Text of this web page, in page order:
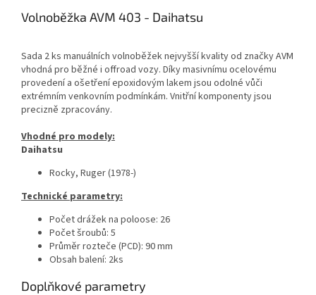
Volnoběžka AVM 403 - Daihatsu
Sada 2 ks manuálních volnoběžek nejvyšší kvality od značky AVM
vhodná pro běžné i offroad vozy. Díky masivnímu ocelovému
provedení a ošetření epoxidovým lakem jsou odolné vůči
extrémním venkovním podmínkám. Vnitřní komponenty jsou
precizně zpracovány.
Vhodné pro modely:
Daihatsu
Rocky, Ruger (1978-)
Technické parametry:
Počet drážek na poloose: 26
Počet šroubů: 5
Průměr rozteče (PCD): 90 mm
Obsah balení: 2ks
Doplňkové parametry